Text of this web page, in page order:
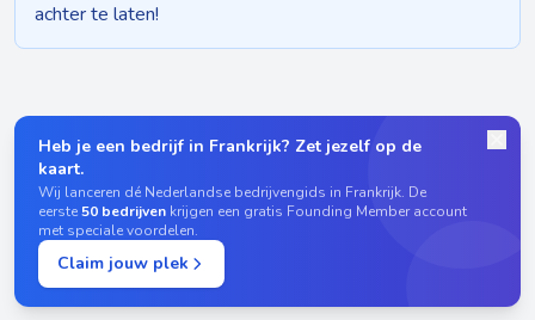
achter te laten!
Heb je een bedrijf in Frankrijk? Zet jezelf op de
kaart.
Wij lanceren dé Nederlandse bedrijvengids in Frankrijk. De
eerste50 bedrijven krijgen een gratis Founding Member account
met speciale voordelen.
Claim jouw plek